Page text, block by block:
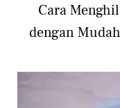
Cara
dengan